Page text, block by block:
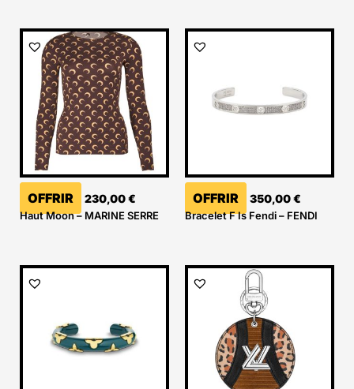
OFFRIR 230,00€
Haut Moon – MARINE SERRE
OFFRIR 350,00€
Bracelet F Is Fendi – FENDI